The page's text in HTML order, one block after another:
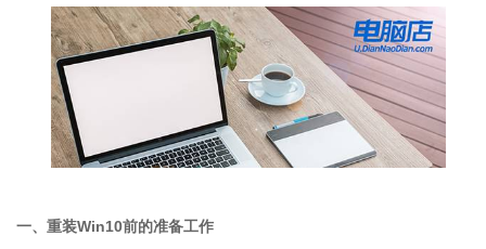
一、重装Win10前的准备工作